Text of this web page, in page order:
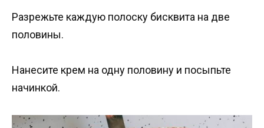
Разрежьте каждую полоску бисквита на две
половины.
Нанесите крем на одну половину и посыпьте
начинкой.